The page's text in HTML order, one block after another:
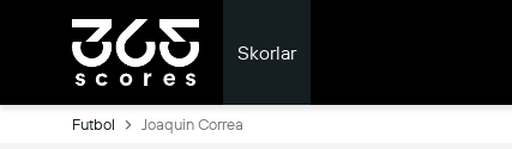
Skorlar
Futbol Joaquin Correa